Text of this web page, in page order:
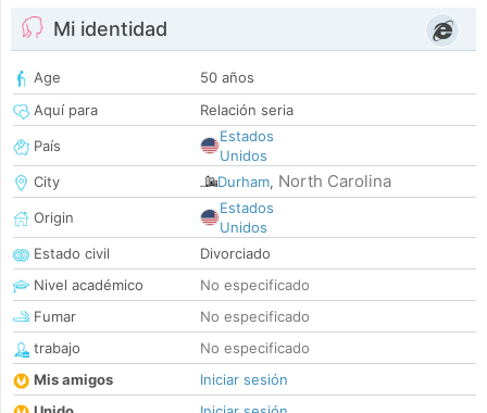
Mi identidad
Age
50 años
Aquí para
Relación seria
País
Estados
Unidos
City
Durham, North Carolina
Origin
Estados
Unidos
Estado civil
Divorciado
Nivel académico
No especificado
Fumar
No especificado
trabajo
No especificado
Mis amigos
Iniciar sesión